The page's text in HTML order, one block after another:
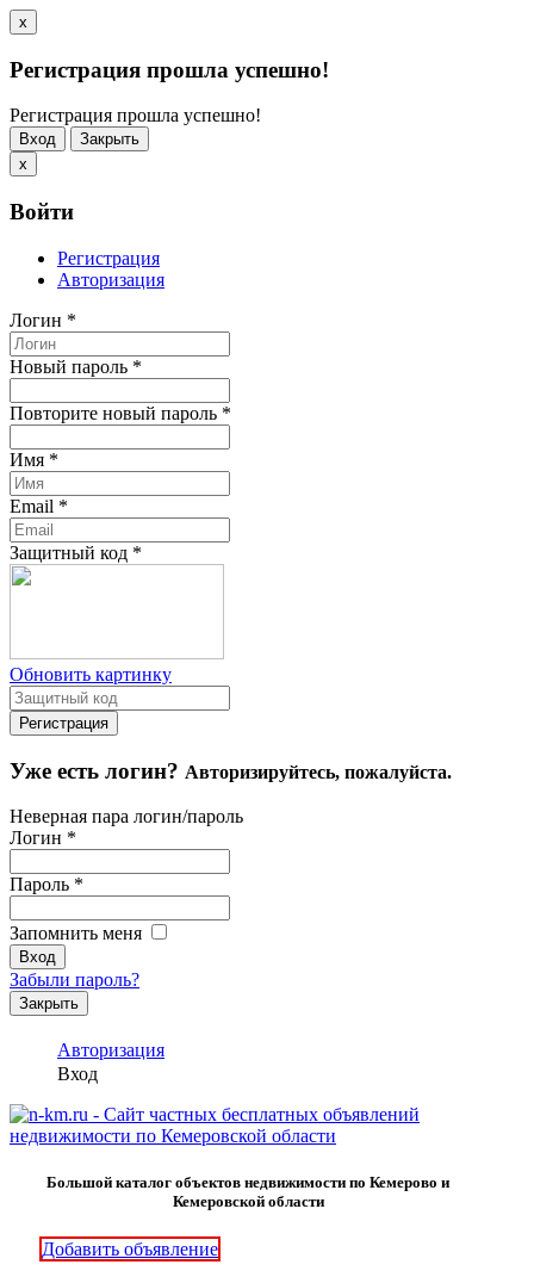
x
Регистрация прошла успешно!
Регистрация прошла успешно!
Вход
Закрыть
x
Войти
Регистрация
Авторизация
Логин *
Новый пароль *
Повторите новый пароль *
Имя *
Email *
Защитный код *
Обновить картинку
Уже есть логин? Авторизируйтесь, пожалуйста.
Неверная пара логин/пароль
Логин *
Пароль *
Запомнить меня
Забыли пароль?
Закрыть
Авторизация
Вход
Большой каталог объектов недвижимости по Кемерово и
Кемеровской области
Добавить объявление